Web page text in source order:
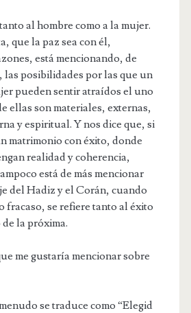
al hombre como a la mujer.
que la paz sea con él,
está mencionando, de
las posibilidades por las que un
pueden sentir atraídos el uno
ellas son materiales, externas,
y espiritual. Y nos dice que, si
matrimonio con éxito, donde
realidad y coherencia,
está de más mencionar
del Hadiz y el Corán, cuando
fracaso, se refiere tanto al éxito
la próxima.
me gustaría mencionar sobre
se traduce como “Elegid